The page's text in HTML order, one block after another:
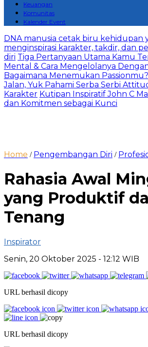
Keuangan
Komunitas
Kalender Event
DNA manusia cetak biru kehidupan
menginspirasi karakter, takdir, dan
diri Tiga Pertanyaan Utama Kamu
Mental & Cara Mengelolanya
Bagaimana Menemukan Passionmu?
Jalan, Yuk Pahami Serba Serbi
Karakter Kutipan Inspiratif John C
dan Komitmen sebagai Kunci
Home / Pengembangan Diri /
Rahasia Awal
yang Produktif
Tenang
Inspirator
Senin, 20 Oktober 2025 - 12:12 WIB
URL berhasil dicopy
URL berhasil dicopy